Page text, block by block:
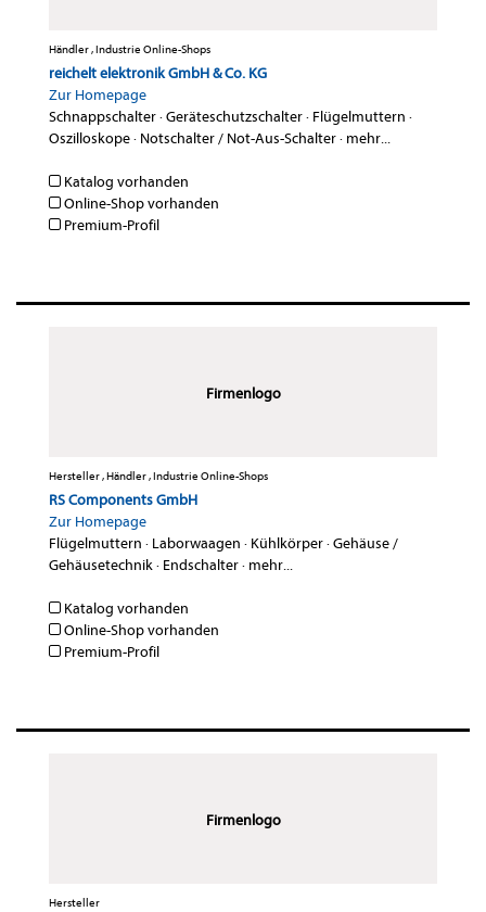
Händler , Industrie Online-Shops
reichelt elektronik GmbH & Co. KG
Zur Homepage
Schnappschalter·Geräteschutzschalter· Flügelmuttern ·
Oszilloskope· Notschalter / Not-Aus-Schalter· mehr...
Katalog vorhanden
Online-Shop vorhanden
Premium-Profil
Firmenlogo
Hersteller , Händler , Industrie Online-Shops
RS Components GmbH
Zur Homepage
Flügelmuttern · Laborwaagen · Kühlkörper·Gehäuse /
Gehäusetechnik· Endschalter· mehr...
Katalog vorhanden
Online-Shop vorhanden
Premium-Profil
Firmenlogo
Hersteller